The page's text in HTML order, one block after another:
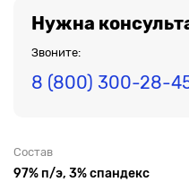
Нужна
Звоните:
8 (800) 300-28-
Состав
97% п/э, 3% спандекс